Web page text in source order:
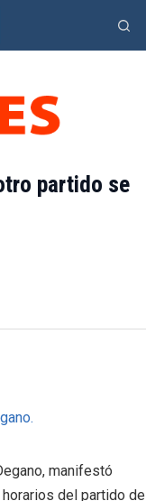
partido se
manifestó
del partido de